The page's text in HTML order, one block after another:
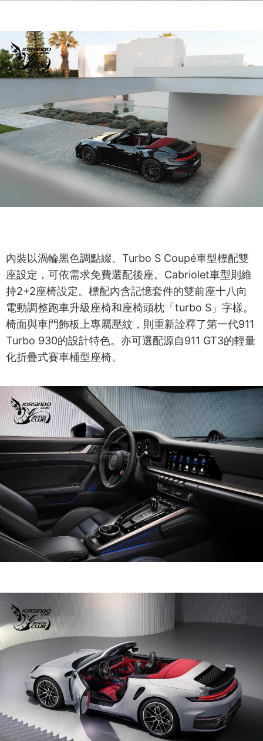
內裝以渦輪黑色調點綴。Turbo S Coupé車型標配雙
座設定，可依需求免費選配後座。Cabriolet車型則維
持2+2座椅設定。標配內含記憶套件的雙前座十八向
電動調整跑車升級座椅和座椅頭枕「turbo S」字樣。
椅面與車門飾板上專屬壓紋，則重新詮釋了第一代911
Turbo 930的設計特色。亦可選配源自911 GT3的輕量
化折疊式賽車桶型座椅。